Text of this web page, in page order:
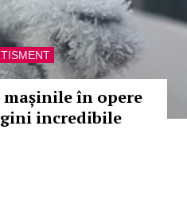
în opere
incredibile